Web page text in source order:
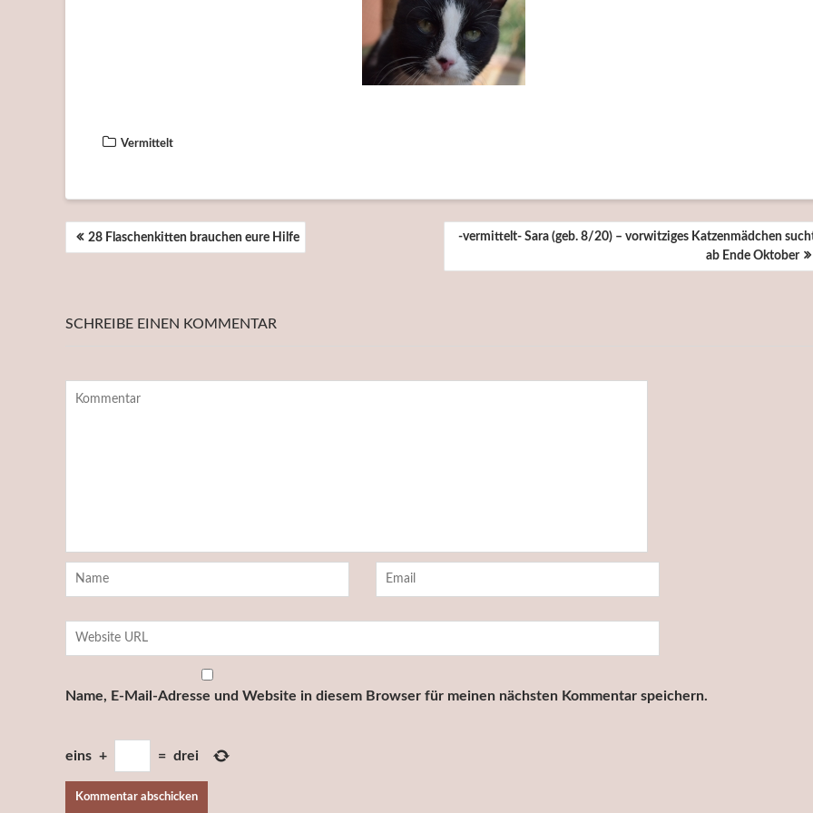
Vermittelt
BEITRAGSNAVIGATION
28 Flaschenkitten brauchen eure Hilfe
-vermittelt- Sara (geb. 8/20) – vorwitziges Katzenmädchen
ab Ende Oktober
SCHREIBE EINEN KOMMENTAR
Name, E-Mail-Adresse und Website in diesem Browser für meinen nächsten Kommentar speichern.
eins + = drei